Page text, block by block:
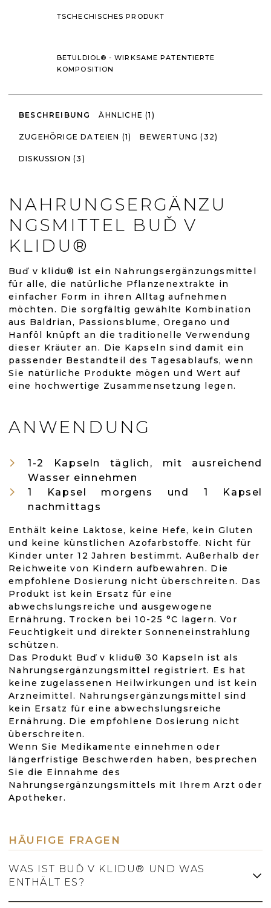
TSCHECHISCHES PRODUKT
BETULDIOL® - WIRKSAME PATENTIERTE
KOMPOSITION
BESCHREIBUNG ÄHNLICHE (1)
ZUGEHÖRIGE DATEIEN (1) BEWERTUNG (32)
DISKUSSION (3)
NAHRUNGSERGÄNZU
NGSMITTEL BUĎ V
KLIDU®
Buď v klidu® ist ein Nahrungsergänzungsmittel
für alle, die natürliche Pflanzenextrakte in
einfacher Form in ihren Alltag aufnehmen
möchten. Die sorgfältig gewählte Kombination
aus Baldrian, Passionsblume, Oregano und
Hanföl knüpft an die traditionelle Verwendung
dieser Kräuter an. Die Kapseln sind damit ein
passender Bestandteil des Tagesablaufs, wenn
Sie natürliche Produkte mögen und Wert auf
eine hochwertige Zusammensetzung legen.
ANWENDUNG
1-2 Kapseln täglich, mit ausreichend
Wasser einnehmen
1 Kapsel morgens und 1 Kapsel
nachmittags
Enthält keine Laktose, keine Hefe, kein Gluten
und keine künstlichen Azofarbstoffe. Nicht für
Kinder unter 12 Jahren bestimmt. Außerhalb der
Reichweite von Kindern aufbewahren. Die
empfohlene Dosierung nicht überschreiten. Das
Produkt ist kein Ersatz für eine
abwechslungsreiche und ausgewogene
Ernährung. Trocken bei 10-25 °C lagern. Vor
Feuchtigkeit und direkter Sonneneinstrahlung
schützen.
Das Produkt Buď v klidu® 30 Kapseln ist als
Nahrungsergänzungsmittel registriert. Es hat
keine zugelassenen Heilwirkungen und ist kein
Arzneimittel. Nahrungsergänzungsmittel sind
kein Ersatz für eine abwechslungsreiche
Ernährung. Die empfohlene Dosierung nicht
überschreiten.
Wenn Sie Medikamente einnehmen oder
längerfristige Beschwerden haben, besprechen
Sie die Einnahme des
Nahrungsergänzungsmittels mit Ihrem Arzt oder
Apotheker.
HÄUFIGE FRAGEN
WAS IST BUĎ V KLIDU® UND WAS
ENTHÄLT ES?